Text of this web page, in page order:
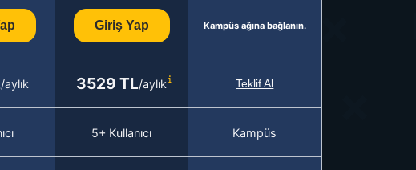
Giriş Yap Kampüs ağına bağlanın.
/aylık 3529 TL/aylık Teklif Al
5+ Kullanıcı Kampüs